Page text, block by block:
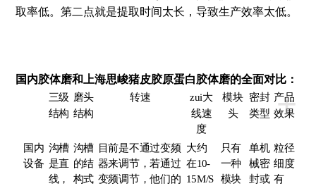
取率低。第二点就是提取时间太长，导致生产效率太低。
国内胶体磨和上海思峻猪皮胶原蛋白胶体磨的全面对比：
+
三级
结构
磨头
结构
转速
zui大
线速
度
模块
头
密封
类型
产品
效果
国内
设备
沟槽
是直
线，
沟槽
的结
构式
目前是不通过变频
器来调节，若通过
变频调节，他们的
大约
在10-
15M/S
只有
一种
模块
单机
械密
封或
粒径
细度
有